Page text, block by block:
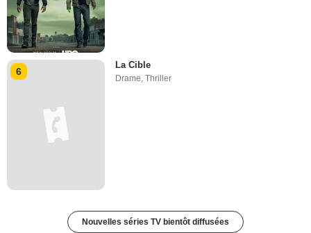
6
La Cible
Drame,Thriller
Nouvelles séries TV bientôt diffusées